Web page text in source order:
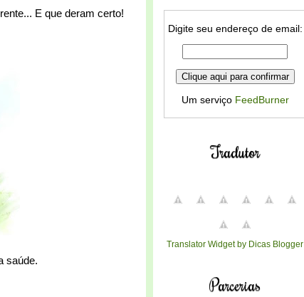
E que deram certo!
saúde.
Digite seu endereço de email:
Um serviço FeedBurner
Tradutor
Translator Widget by Dicas Blogger
Parcerias